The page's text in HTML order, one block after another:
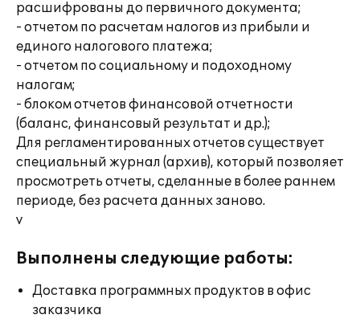
расшифрованы до первичного документа;
- отчетом по расчетам налогов из прибыли и
единого налогового платежа;
- отчетом по социальному и подоходному
налогам;
- блоком отчетов финансовой отчетности
(баланс, финансовый результат и др.);
Для регламентированных отчетов существует
специальный журнал (архив), который позволяет
просмотреть отчеты, сделанные в более раннем
периоде, без расчета данных заново.
v
Выполнены следующие работы:
Доставка программных продуктов в офис
заказчика